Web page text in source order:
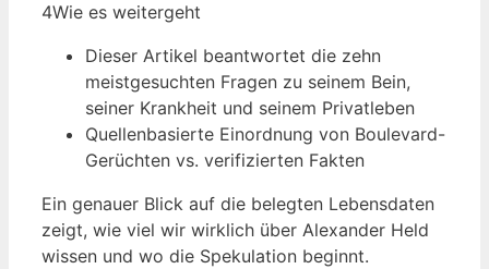
4Wie es weitergeht
Dieser Artikel beantwortet die zehn
meistgesuchten Fragen zu seinem Bein,
seiner Krankheit und seinem Privatleben
Quellenbasierte Einordnung von Boulevard-
Gerüchten vs. verifizierten Fakten
Ein genauer Blick auf die belegten Lebensdaten
zeigt, wie viel wir wirklich über Alexander Held
wissen und wo die Spekulation beginnt.